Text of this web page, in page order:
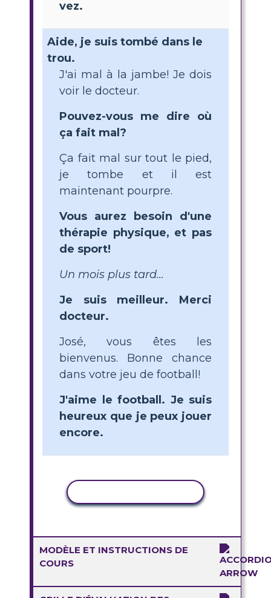
vez.
Aide, je suis tombé dans le
trou.
J'ai mal à la jambe! Je dois
voir le docteur.
Pouvez-vous me dire où
ça fait mal?
Ça fait mal sur tout le pied,
je tombe et il est
maintenant pourpre.
Vous aurez besoin d'une
thérapie physique, et pas
de sport!
Un mois plus tard...
Je suis meilleur. Merci
docteur.
José, vous êtes les
bienvenus. Bonne chance
dans votre jeu de football!
J'aime le football. Je suis
heureux que je peux jouer
encore.
MODÈLE ET INSTRUCTIONS DE
COURS